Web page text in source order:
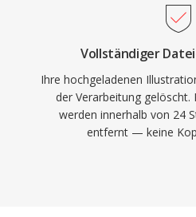
Vollständiger
Ihre hochgeladenen
der Verarbeitung
werden innerhalb von 24
entfernt — keine